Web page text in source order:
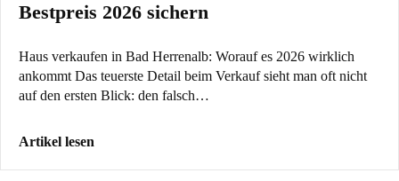
Bestpreis 2026 sichern
Haus verkaufen in Bad Herrenalb: Worauf es 2026 wirklich
ankommt Das teuerste Detail beim Verkauf sieht man oft nicht
auf den ersten Blick: den falsch…
Artikel lesen